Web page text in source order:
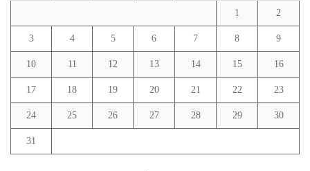
1 2
3 4 5 6 7 8 9
10 11 12 13 14 15 16
17 18 19 20 21 22 23
24 25 26 27 28 29 30
31